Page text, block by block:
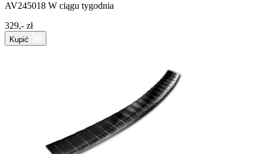
AV245018 W ciągu tygodnia
329,- zł
Kupić